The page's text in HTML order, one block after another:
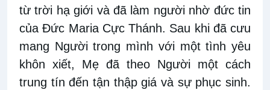
từ trời hạ giới và đã làm người nhờ đức tin
của Đức Maria Cực Thánh. Sau khi đã cưu
mang Người trong mình với một tình yêu
khôn xiết, Mẹ đã theo Người một cách
trung tín đến tận thập giá và sự phục sinh.